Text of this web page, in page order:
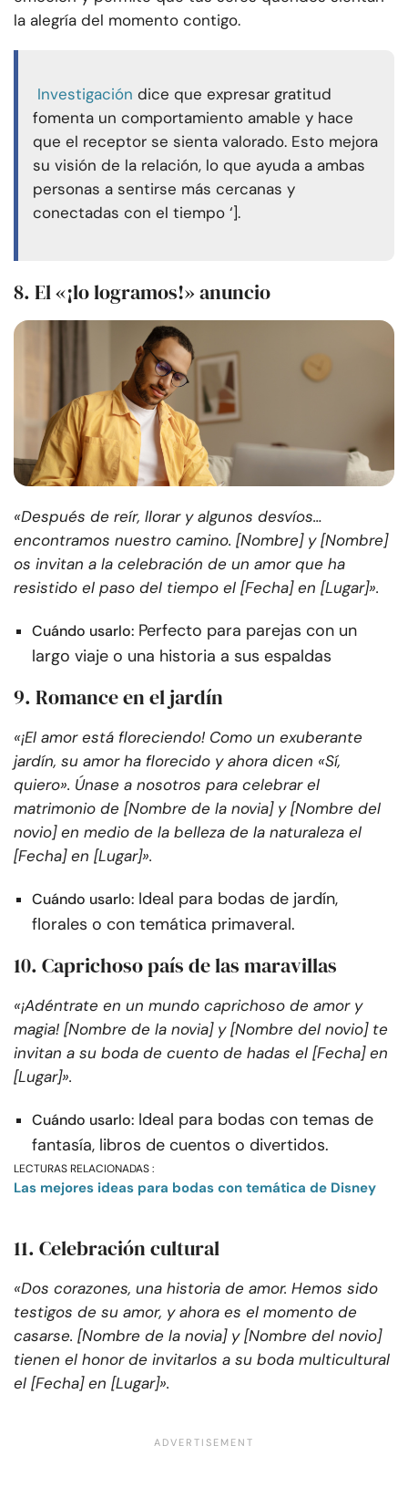
la alegría del momento contigo.
Investigación dice que expresar gratitud
fomenta un comportamiento amable y hace
que el receptor se sienta valorado. Esto mejora
su visión de la relación, lo que ayuda a ambas
personas a sentirse más cercanas y
conectadas con el tiempo ‘].
8. El «¡lo logramos!» anuncio
«Después de reír, llorar y algunos desvíos…
encontramos nuestro camino. [Nombre] y [Nombre]
os invitan a la celebración de un amor que ha
resistido el paso del tiempo el [Fecha] en [Lugar]».
Cuándo usarlo: Perfecto para parejas con un
largo viaje o una historia a sus espaldas
9. Romance en el jardín
«¡El amor está floreciendo! Como un exuberante
jardín, su amor ha florecido y ahora dicen «Sí,
quiero». Únase a nosotros para celebrar el
matrimonio de [Nombre de la novia] y [Nombre del
novio] en medio de la belleza de la naturaleza el
[Fecha] en [Lugar]».
Cuándo usarlo: Ideal para bodas de jardín,
florales o con temática primaveral.
10. Caprichoso país de las maravillas
«¡Adéntrate en un mundo caprichoso de amor y
magia! [Nombre de la novia] y [Nombre del novio] te
invitan a su boda de cuento de hadas el [Fecha] en
[Lugar]».
Cuándo usarlo: Ideal para bodas con temas de
fantasía, libros de cuentos o divertidos.
LECTURAS RELACIONADAS :
Las mejores ideas para bodas con temática de Disney
11. Celebración cultural
«Dos corazones, una historia de amor. Hemos sido
testigos de su amor, y ahora es el momento de
casarse. [Nombre de la novia] y [Nombre del novio]
tienen el honor de invitarlos a su boda multicultural
el [Fecha] en [Lugar]».